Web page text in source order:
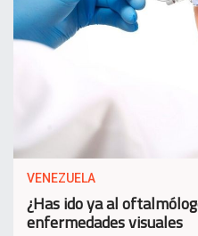
VENEZUELA
¿Has ido ya al
enfermedades visuales